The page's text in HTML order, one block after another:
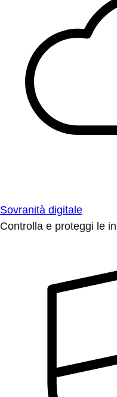
Sovranità digitale
Controlla e proteggi le